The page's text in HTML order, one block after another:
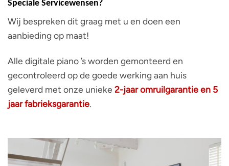
Speciale Servicewensen?
Wij bespreken dit graag met u en doen een
aanbieding op maat!
Alle digitale piano ’s worden gemonteerd en
gecontroleerd op de goede werking aan huis
geleverd met onze unieke 2-jaar omruilgarantie en 5
jaar fabrieksgarantie.